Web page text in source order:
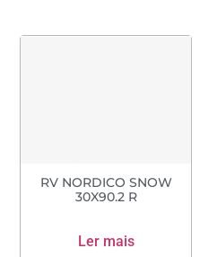
RV NORDICO SNOW
30X90.2 R
Ler mais